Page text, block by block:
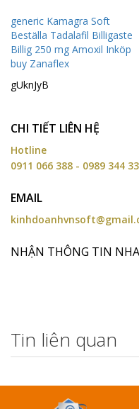
generic Kamagra Soft
Beställa Tadalafil Billigaste
Billig 250 mg Amoxil Inköp
buy Zanaflex
gUknJyB
CHI TIẾT LIÊN HỆ
Hotline
0911 066 388 - 0989 344
EMAIL
NHẬN THÔNG TIN
Tin liên quan